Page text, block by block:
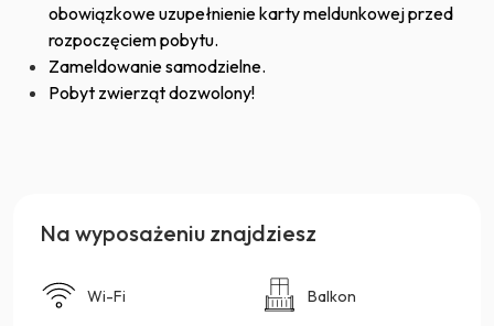
obowiązkowe uzupełnienie karty meldunkowej przed
rozpoczęciem pobytu.
Zameldowanie samodzielne.
Pobyt zwierząt dozwolony!
Na wyposażeniu znajdziesz
Wi-Fi Balkon